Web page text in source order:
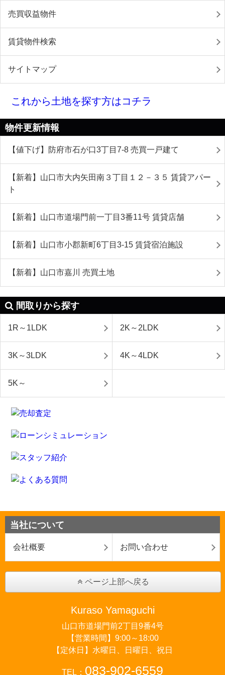
売買収益物件
賃貸物件検索
サイトマップ
これから土地を探す方はコチラ
物件更新情報
【値下げ】防府市石が口3丁目7-8 売買一戸建て
【新着】山口市大内矢田南３丁目１２－３５ 賃貸アパー
ト
【新着】山口市道場門前一丁目3番11号 賃貸店舗
【新着】山口市小郡新町6丁目3-15 賃貸宿泊施設
【新着】山口市嘉川 売買土地
間取りから探す
1R～1LDK 2K～2LDK
3K～3LDK 4K～4LDK
5K～
当社について
会社概要 お問い合わせ
ページ上部へ戻る
Kuraso Yamaguchi
山口市道場門前2丁目9番4号
【営業時間】9:00～18:00
【定休日】水曜日、日曜日、祝日
TEL： 083-902-6559